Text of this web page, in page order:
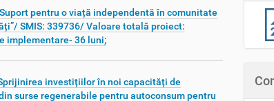
pentru o viață independentă în comunitate
SMIS: 339736/ Valoare totală proiect:
implementare- 36 luni;
investițiilor în noi capacități de
surse regenerabile pentru autoconsum pentru